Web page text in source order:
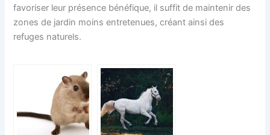
favoriser leur présence bénéfique, il suffit de maintenir des
zones de jardin moins entretenues, créant ainsi des
refuges naturels.